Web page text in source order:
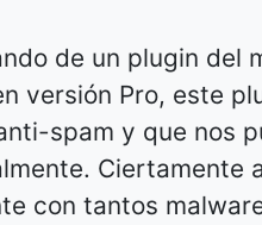
de un plugin del
versión Pro, este
spam y que nos
con tantos